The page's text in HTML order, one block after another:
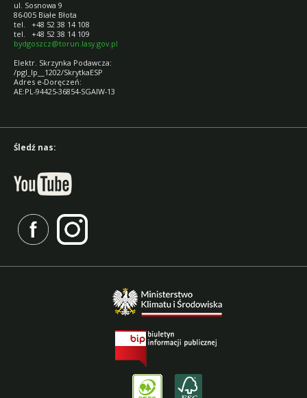
ul. Sosnowa 9
86-005 Białe Błota
tel. +48 52 38 14 108
tel. +48 52 38 14 109
bydgoszcz@torun.lasy.gov.pl
Elektr. Skrzynka Podawcza:
/pgl_lp__1202/SkrytkaESP
Adres e-Doręczeń:
AE:PL-94425-36854-SGAIW-13
Śledź nas: